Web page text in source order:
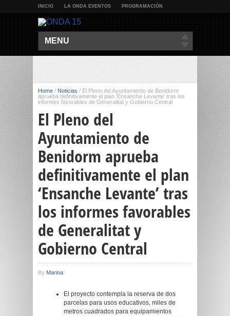
INICIO LA ONDA EVENTOS PROGRAMACIÓN
MENU
Home / Noticias / El Pleno del Ayuntamiento de Benidorm
aprueba definitivamente el plan ‘Ensanche Levante’ tras los
informes favorables de Generalitat y Gobierno Central
El Pleno del
Ayuntamiento de
Benidorm aprueba
definitivamente el plan
‘Ensanche Levante’ tras
los informes favorables
de Generalitat y
Gobierno Central
By Marina
El proyecto contempla la reserva de dos
parcelas para usos educativos, miles de
metros cuadrados para equipamientos